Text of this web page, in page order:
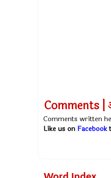
Comments |
Comments written
Like us on Facebook